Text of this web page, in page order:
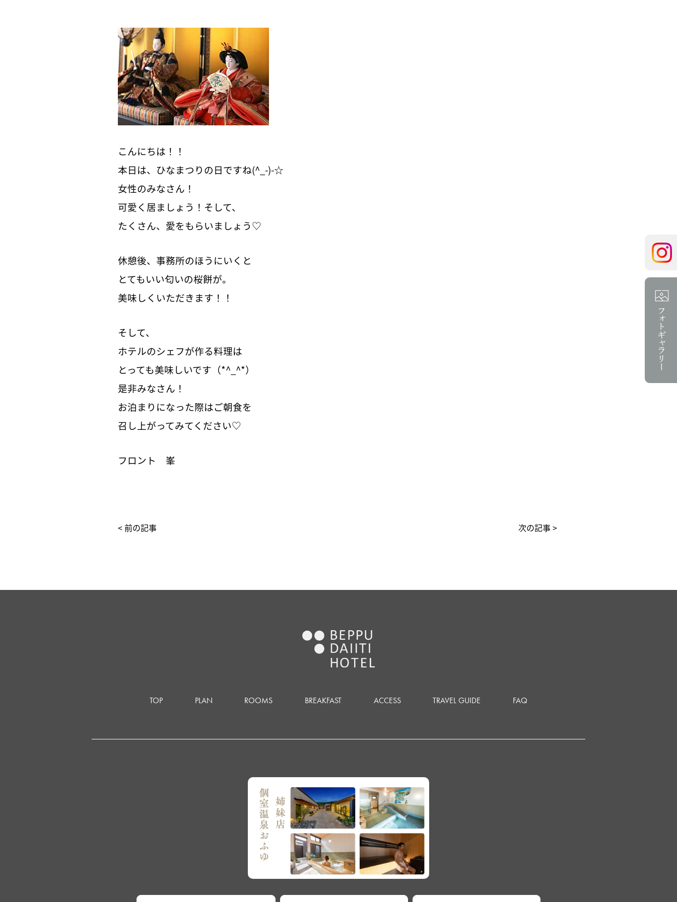
こんにちは！！
本日は、ひなまつりの日ですね(^_-)-☆
女性のみなさん！
可愛く居ましょう！そして、
たくさん、愛をもらいましょう♡
休憩後、事務所のほうにいくと
とてもいい匂いの桜餅が。
美味しくいただきます！！
そして、
ホテルのシェフが作る料理は
とっても美味しいです（*^_^*）
是非みなさん！
お泊まりになった際はご朝食を
召し上がってみてください♡
フロント 峯
< 前の記事 次の記事 >
TOP PLAN ROOMS BREAKFAST ACCESS TRAVEL GUIDE FAQ